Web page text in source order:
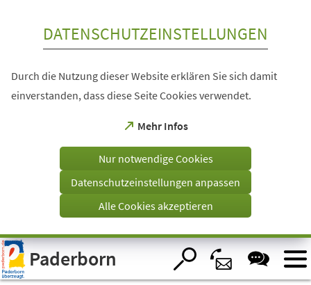
Visuelle
Assistenzsoftware
öffnen.
DATENSCHUTZEINSTELLUNGEN
Durch die Nutzung dieser Website erklären Sie sich damit
einverstanden, dass diese Seite Cookies verwendet.
Mehr Infos
(Öffnet
einem
Tab)
Nur notwendige Cookies
Datenschutzeinstellungen anpassen
Alle Cookies akzeptieren
Paderborn